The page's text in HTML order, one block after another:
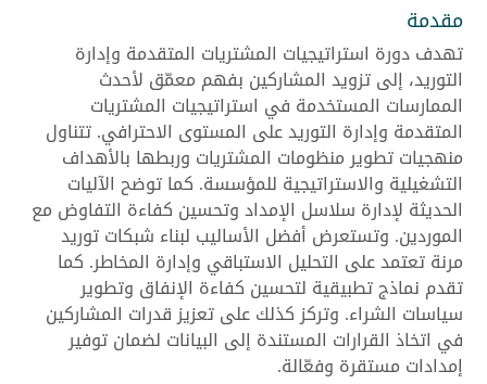
مقدمة
تهدف دورة استراتيجيات المشتريات المتقدمة وإدارة
التوريد، إلى تزويد المشاركين بفهم معمّق لأحدث
الممارسات المستخدمة في استراتيجيات المشتريات
المتقدمة وإدارة التوريد على المستوى الاحترافي. تتناول
منهجيات تطوير منظومات المشتريات وربطها بالأهداف
التشغيلية والاستراتيجية للمؤسسة. كما توضح الآليات
الحديثة لإدارة سلاسل الإمداد وتحسين كفاءة التفاوض مع
الموردين. وتستعرض أفضل الأساليب لبناء شبكات توريد
مرنة تعتمد على التحليل الاستباقي وإدارة المخاطر. كما
تقدم نماذج تطبيقية لتحسين كفاءة الإنفاق وتطوير
سياسات الشراء. وتركز كذلك على تعزيز قدرات المشاركين
في اتخاذ القرارات المستندة إلى البيانات لضمان توفير
إمدادات مستقرة وفعّالة.